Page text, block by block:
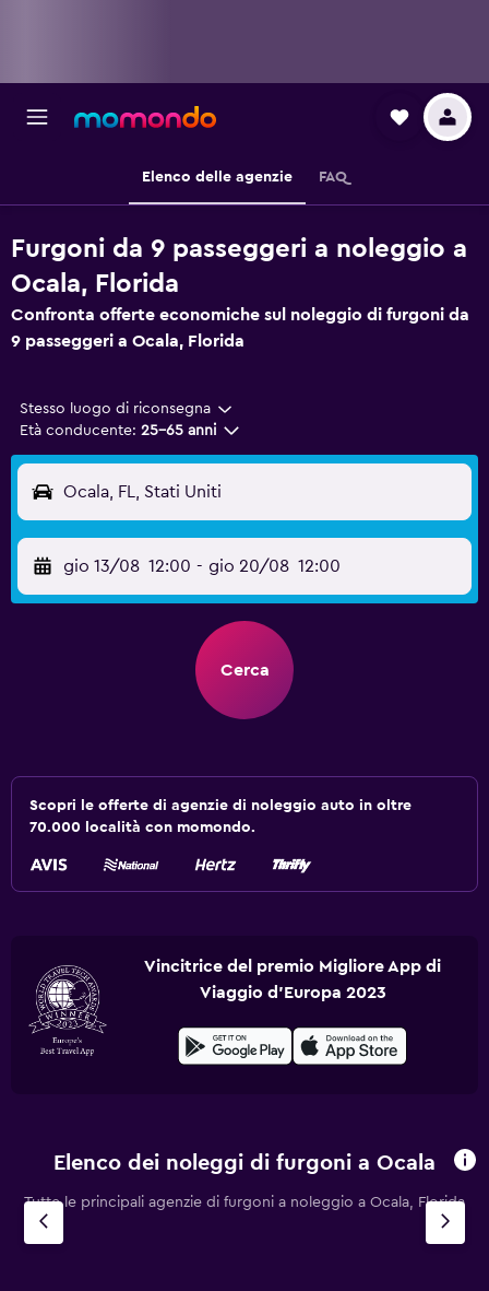
Elenco delle agenzie FAQ
Furgoni da 9 passeggeri a noleggio a
Ocala, Florida
Confronta offerte economiche sul noleggio di furgoni da
9 passeggeri a Ocala, Florida
Stesso luogo di riconsegna
Età conducente: 25-65 anni
Ocala, FL, Stati Uniti
gio 13/08 12:00 - gio 20/08 12:00
Cerca
Scopri le offerte di agenzie di noleggio auto in oltre
70.000 località con momondo.
Vincitrice del premio Migliore App di
Viaggio d'Europa 2023
Elenco dei noleggi di furgoni a Ocala
Tutte le principali agenzie di furgoni a noleggio a Ocala, Florida